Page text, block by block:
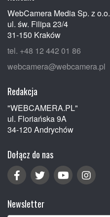
WebCamera Media Sp. z o.o.
ul. św. Filipa 23/4
31-150 Kraków
tel. +48 12 442 01 86
webcamera@webcamera.pl
Redakcja
"WEBCAMERA.PL"
ul. Floriańska 9A
34-120 Andrychów
Dołącz do nas
Newsletter